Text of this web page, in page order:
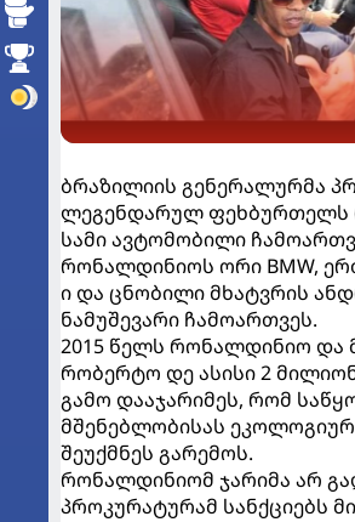
ბრაზილიის გენერალურმა
ლეგენდარულ ფეხბურთელს
სამი ავტომობილი
რონალდინიოს ორი BMW,
ი და ცნობილი მხატვრის
ნამუშევარი ჩამოართვეს.
2015 წელს რონალდინიო და
რობერტო დე ასისი 2
გამო დააჯარიმეს, რომ
მშენებლობისას
შეუქმნეს გარემოს.
რონალდინიომ ჯარიმა არ
პროკურატურამ სანქციებს